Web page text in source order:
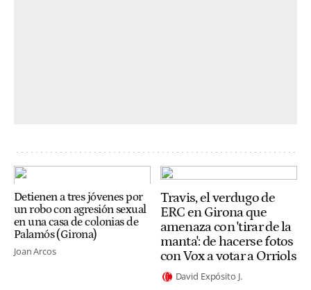
Detienen a tres jóvenes por
un robo con agresión sexual
en una casa de colonias de
Palamós (Girona)
Joan Arcos
Travis, el verdugo de
ERC en Girona que
amenaza con 'tirar de la
manta': de hacerse fotos
con Vox a votar a Orriols
David Expósito J.